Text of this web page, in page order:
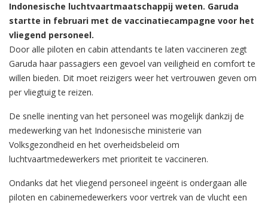
Indonesische luchtvaartmaatschappij weten. Garuda
startte in februari met de vaccinatiecampagne voor het
vliegend personeel.
Door alle piloten en cabin attendants te laten vaccineren zegt
Garuda haar passagiers een gevoel van veiligheid en comfort te
willen bieden. Dit moet reizigers weer het vertrouwen geven om
per vliegtuig te reizen.
De snelle inenting van het personeel was mogelijk dankzij de
medewerking van het Indonesische ministerie van
Volksgezondheid en het overheidsbeleid om
luchtvaartmedewerkers met prioriteit te vaccineren.
Ondanks dat het vliegend personeel ingeënt is ondergaan alle
piloten en cabinemedewerkers voor vertrek van de vlucht een